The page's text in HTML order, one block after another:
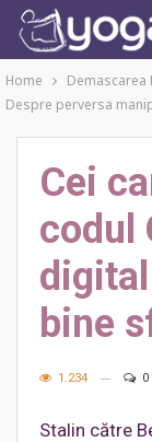
Home
Demascarea
Despre perversa
Cei
codul
bine
1.234 0
Stalin către